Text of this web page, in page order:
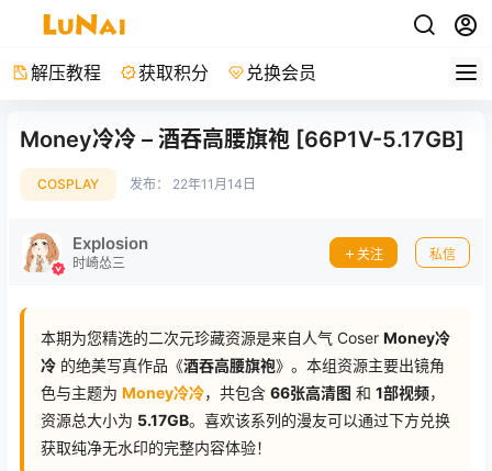
解压教程 获取积分 兑换会员
Money冷冷 – 酒吞高腰旗袍 [66P1V-5.17GB]
COSPLAY 发布： 22年11月14日
Explosion
时崎怂三
关注 私信
本期为您精选的二次元珍藏资源是来自人气 Coser Money冷
冷 的绝美写真作品《酒吞高腰旗袍》。本组资源主要出镜角
色与主题为 Money冷冷，共包含 66张高清图 和 1部视频，
资源总大小为 5.17GB。喜欢该系列的漫友可以通过下方兑换
获取纯净无水印的完整内容体验！